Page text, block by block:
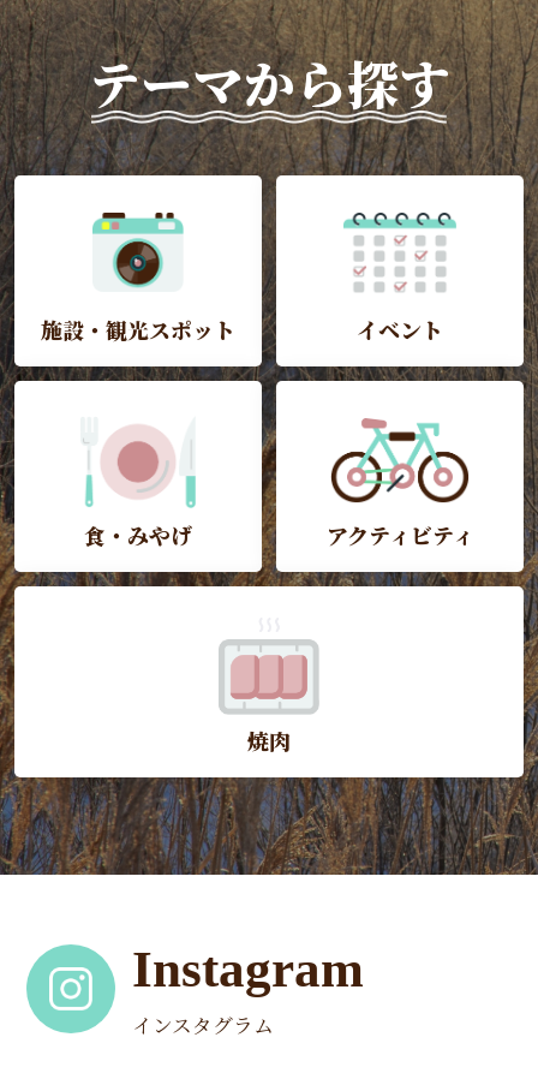
テーマから探す
施設・観光スポット イベント
食・みやげ アクティビティ
焼肉
Instagram
インスタグラム